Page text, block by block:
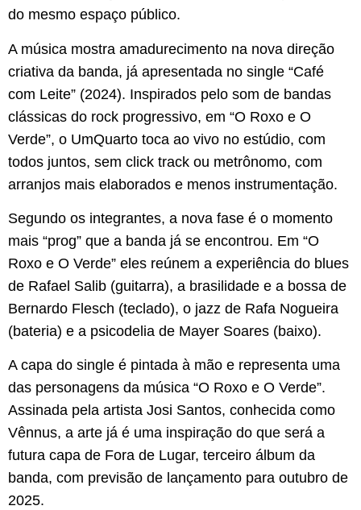
do mesmo espaço público.
A música mostra amadurecimento na nova direção
criativa da banda, já apresentada no single “Café
com Leite” (2024). Inspirados pelo som de bandas
clássicas do rock progressivo, em “O Roxo e O
Verde”, o UmQuarto toca ao vivo no estúdio, com
todos juntos, sem click track ou metrônomo, com
arranjos mais elaborados e menos instrumentação.
Segundo os integrantes, a nova fase é o momento
mais “prog” que a banda já se encontrou. Em “O
Roxo e O Verde” eles reúnem a experiência do blues
de Rafael Salib (guitarra), a brasilidade e a bossa de
Bernardo Flesch (teclado), o jazz de Rafa Nogueira
(bateria) e a psicodelia de Mayer Soares (baixo).
A capa do single é pintada à mão e representa uma
das personagens da música “O Roxo e O Verde”.
Assinada pela artista Josi Santos, conhecida como
Vênnus, a arte já é uma inspiração do que será a
futura capa de Fora de Lugar, terceiro álbum da
banda, com previsão de lançamento para outubro de
2025.